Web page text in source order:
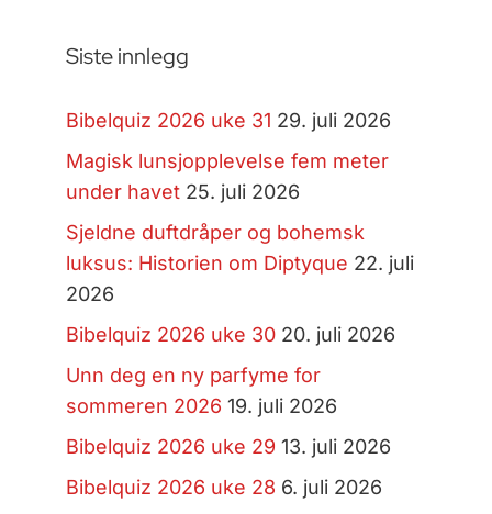
Siste innlegg
Bibelquiz 2026 uke 31 29. juli 2026
Magisk lunsjopplevelse fem meter
under havet 25. juli 2026
Sjeldne duftdråper og bohemsk
luksus: Historien om Diptyque 22. juli
2026
Bibelquiz 2026 uke 30 20. juli 2026
Unn deg en ny parfyme for
sommeren 2026 19. juli 2026
Bibelquiz 2026 uke 29 13. juli 2026
Bibelquiz 2026 uke 28 6. juli 2026